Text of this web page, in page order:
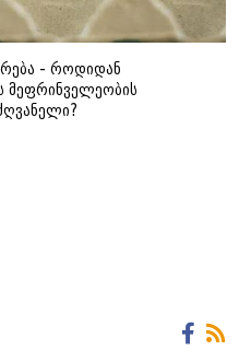
- როდიდან
მეფრინველეობის